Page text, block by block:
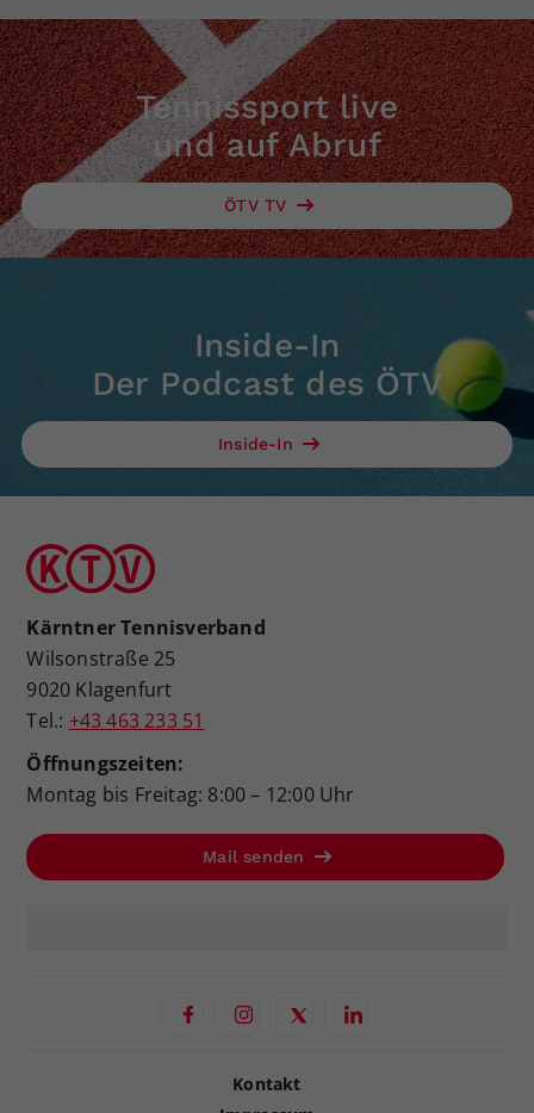
Tennissport live
und auf Abruf
ÖTV TV
Inside-In
Der Podcast des ÖTV
Inside-In
Kärntner Tennisverband
Wilsonstraße 25
9020 Klagenfurt
Tel.: +43 463 233 51
Öffnungszeiten:
Montag bis Freitag: 8:00 – 12:00 Uhr
Mail senden
Kontakt